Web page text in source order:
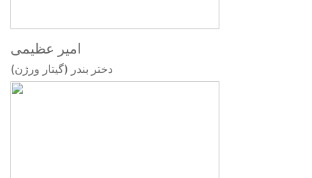
امیر عظیمی
دختر بندر (گیتار ورژن)